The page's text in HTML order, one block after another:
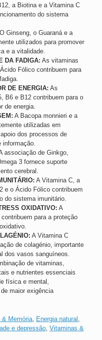
a Biotina e a Vitamina C
do sistema
O Ginseng, o Guaraná e a
utilizados para promover
e a vitalidade.
DA FADIGA: As vitaminas
Fólico contribuem para
DE ENERGIA: As
B6 e B12 contribuem para o
de energia.
A Bacopa monnieri e a
utilizadas em
dos processos de
informação.
associação de Ginkgo,
3 fornece suporte
cerebral.
A Vitamina C, a
e o Ácido Fólico contribuem
do sistema imunitário.
OXIDATIVO: A
para a proteção
A Vitamina C
de colagénio, importante
dos vasos sanguíneos.
de vitaminas,
e nutrientes essenciais
física e mental,
maior exigência
& Memória Energia natural
e depressão Vitaminas &